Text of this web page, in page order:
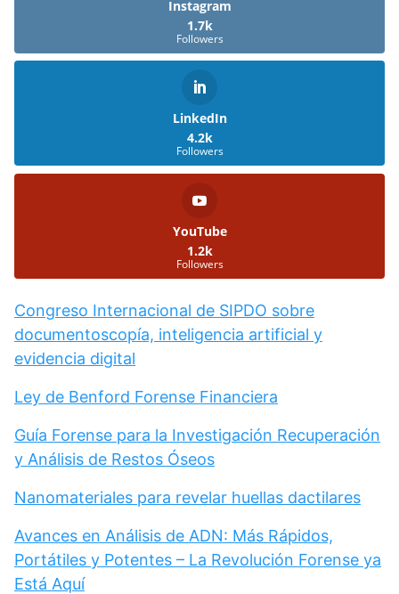
Instagram
1.7k
Followers
LinkedIn
4.2k
Followers
YouTube
1.2k
Followers
Congreso Internacional de SIPDO sobre
documentoscopía, inteligencia artificial y
evidencia digital
Ley de Benford Forense Financiera
Guía Forense para la Investigación Recuperación
y Análisis de Restos Óseos
Nanomateriales para revelar huellas dactilares
Avances en Análisis de ADN: Más Rápidos,
Portátiles y Potentes – La Revolución Forense ya
Está Aquí